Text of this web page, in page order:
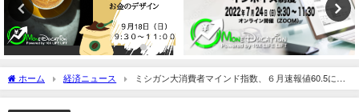
ホーム 経済ニュース
ミシガン大消費者マインド指数、６月速報値60.5に上
昇－予想上回る